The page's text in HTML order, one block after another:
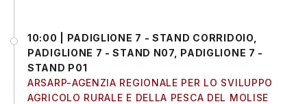
10:00 | PADIGLIONE 7 - STAND CORRIDOIO,
PADIGLIONE 7 - STAND N07, PADIGLIONE 7 -
STAND P01
ARSARP-AGENZIA REGIONALE PER LO SVILUPPO
AGRICOLO RURALE E DELLA PESCA DEL MOLISE